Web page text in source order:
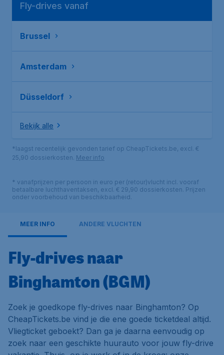
Fly-drives vanaf
Brussel
Amsterdam
Düsseldorf
Bekijk alle
*laagst recentelijk gevonden tarief op CheapTickets.be, excl. €
25,90 dossierkosten. Meer info
* vanafprijzen per persoon in euro per (retour)vlucht incl. vooraf
betaalbare luchthaventaksen, excl. € 29,90 dossierkosten. Prijzen
onder voorbehoud van beschikbaarheid.
MEER INFO ANDERE VLUCHTEN
Fly-drives naar
Binghamton (BGM)
Zoek je goedkope fly-drives naar Binghamton? Op
CheapTickets.be vind je die ene goede ticketdeal altijd.
Vliegticket geboekt? Dan ga je daarna eenvoudig op
zoek naar een geschikte huurauto voor jouw fly-drive